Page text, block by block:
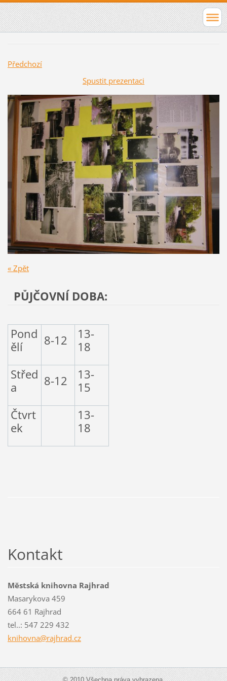
Předchozí
Spustit prezentaci
« Zpět
PŮJČOVNÍ DOBA:
Pond
ělí
8-12
13-
18
Střed
a
8-12
13-
15
Čtvrt
ek
13-
18
Kontakt
Městská knihovna Rajhrad
Masarykova 459
664 61 Rajhrad
tel..: 547 229 432
knihovna@rajhrad.cz